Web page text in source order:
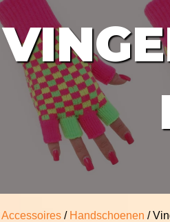
Accessoires / Handschoenen /